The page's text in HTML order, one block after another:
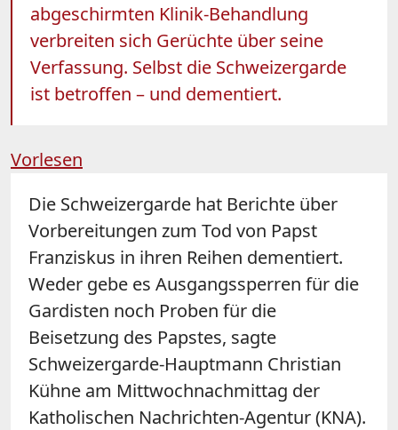
abgeschirmten Klinik-Behandlung
verbreiten sich Gerüchte über seine
Verfassung. Selbst die Schweizergarde
ist betroffen – und dementiert.
Vorlesen
Die Schweizergarde hat Berichte über
Vorbereitungen zum Tod von Papst
Franziskus in ihren Reihen dementiert.
Weder gebe es Ausgangssperren für die
Gardisten noch Proben für die
Beisetzung des Papstes, sagte
Schweizergarde-Hauptmann Christian
Kühne am Mittwochnachmittag der
Katholischen Nachrichten-Agentur (KNA).